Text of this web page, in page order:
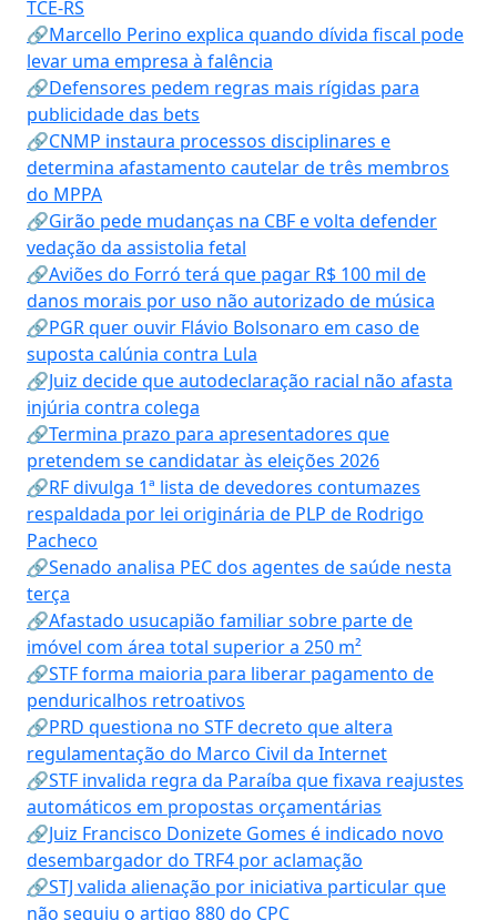
TCE-RS
🔗Marcello Perino explica quando dívida fiscal pode
levar uma empresa à falência
🔗Defensores pedem regras mais rígidas para
publicidade das bets
🔗CNMP instaura processos disciplinares e
determina afastamento cautelar de três membros
do MPPA
🔗Girão pede mudanças na CBF e volta defender
vedação da assistolia fetal
🔗Aviões do Forró terá que pagar R$ 100 mil de
danos morais por uso não autorizado de música
🔗PGR quer ouvir Flávio Bolsonaro em caso de
suposta calúnia contra Lula
🔗Juiz decide que autodeclaração racial não afasta
injúria contra colega
🔗Termina prazo para apresentadores que
pretendem se candidatar às eleições 2026
🔗RF divulga 1ª lista de devedores contumazes
respaldada por lei originária de PLP de Rodrigo
Pacheco
🔗Senado analisa PEC dos agentes de saúde nesta
terça
🔗Afastado usucapião familiar sobre parte de
imóvel com área total superior a 250 m²
🔗STF forma maioria para liberar pagamento de
penduricalhos retroativos
🔗PRD questiona no STF decreto que altera
regulamentação do Marco Civil da Internet
🔗STF invalida regra da Paraíba que fixava reajustes
automáticos em propostas orçamentárias
🔗Juiz Francisco Donizete Gomes é indicado novo
desembargador do TRF4 por aclamação
🔗STJ valida alienação por iniciativa particular que
não seguiu o artigo 880 do CPC